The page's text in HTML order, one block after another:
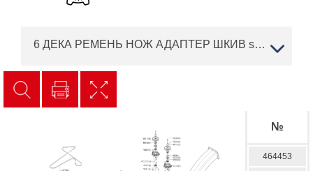
6 ДЕКА РЕМЕНЬ НОЖ АДАПТЕР ШКИВ solo by AL-KO трактор T 22-103.9 HD-A V2 Артикул: 127554
№
464453